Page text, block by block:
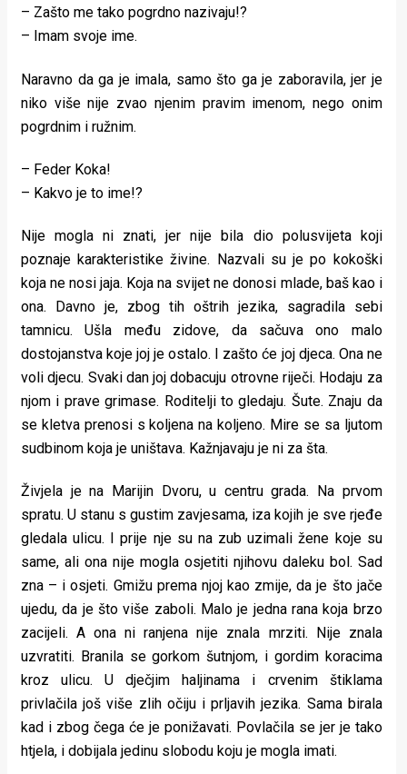
Aktivizam
About
Urban
Magazin
– Zašto me tako pogrdno nazivaju!?
– Imam svoje ime.
Naravno da ga je imala, samo što ga je zaboravila, jer je
niko više nije zvao njenim pravim imenom, nego onim
pogrdnim i ružnim.
– Feder Koka!
– Kakvo je to ime!?
Nije mogla ni znati, jer nije bila dio polusvijeta koji
poznaje karakteristike živine. Nazvali su je po kokoški
koja ne nosi jaja. Koja na svijet ne donosi mlade, baš kao i
ona. Davno je, zbog tih oštrih jezika, sagradila sebi
tamnicu. Ušla među zidove, da sačuva ono malo
dostojanstva koje joj je ostalo. I zašto će joj djeca. Ona ne
voli djecu. Svaki dan joj dobacuju otrovne riječi. Hodaju za
njom i prave grimase. Roditelji to gledaju. Šute. Znaju da
se kletva prenosi s koljena na koljeno. Mire se sa ljutom
sudbinom koja je uništava. Kažnjavaju je ni za šta.
Živjela je na Marijin Dvoru, u centru grada. Na prvom
spratu. U stanu s gustim zavjesama, iza kojih je sve rjeđe
gledala ulicu. I prije nje su na zub uzimali žene koje su
same, ali ona nije mogla osjetiti njihovu daleku bol. Sad
zna – i osjeti. Gmižu prema njoj kao zmije, da je što jače
ujedu, da je što više zaboli. Malo je jedna rana koja brzo
zacijeli. A ona ni ranjena nije znala mrziti. Nije znala
uzvratiti. Branila se gorkom šutnjom, i gordim koracima
kroz ulicu. U dječjim haljinama i crvenim štiklama
privlačila još više zlih očiju i prljavih jezika. Sama birala
kad i zbog čega će je ponižavati. Povlačila se jer je tako
htjela, i dobijala jedinu slobodu koju je mogla imati.